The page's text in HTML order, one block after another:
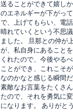
送ることができて嬉し
のエネルギーが下がっ
で、上げてもらい、電
晴れていくという不思
ました。 旦那との仲が
が、私自身にあること
くれたので、今後やる
ことができ、これこそ
なのかなと感じる瞬間
素敵なお言葉をたくさ
たので、それを勇気に
になります。 ありがと